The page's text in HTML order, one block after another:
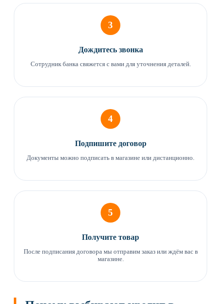
3
Дождитесь звонка
Сотрудник банка свяжется с вами для уточнения деталей.
4
Подпишите договор
Документы можно подписать в магазине или дистанционно.
5
Получите товар
После подписания договора мы отправим заказ или ждём вас в
магазине.